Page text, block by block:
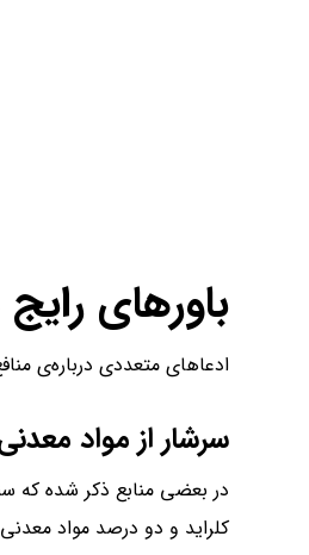
باورهای
ادعاهای متعددی درباره‌ی
سرشار از مواد‌
کلراید و دو درصد مواد‌